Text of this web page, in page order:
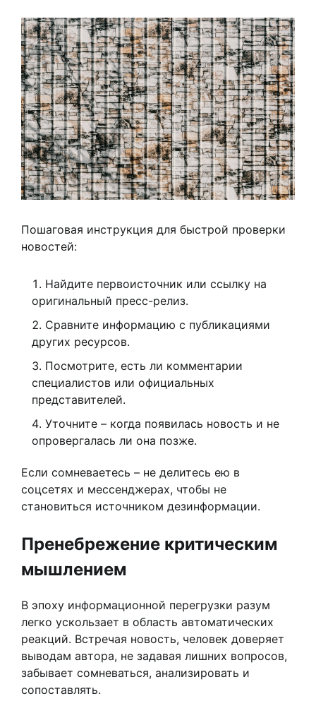
Пошаговая инструкция для быстрой проверки
новостей:
Найдите первоисточник или ссылку на
оригинальный пресс-релиз.
Сравните информацию с публикациями
других ресурсов.
Посмотрите, есть ли комментарии
специалистов или официальных
представителей.
Уточните – когда появилась новость и не
опровергалась ли она позже.
Если сомневаетесь – не делитесь ею в
соцсетях и мессенджерах, чтобы не
становиться источником дезинформации.
Пренебрежение критическим
мышлением
В эпоху информационной перегрузки разум
легко ускользает в область автоматических
реакций. Встречая новость, человек доверяет
выводам автора, не задавая лишних вопросов,
забывает сомневаться, анализировать и
сопоставлять.